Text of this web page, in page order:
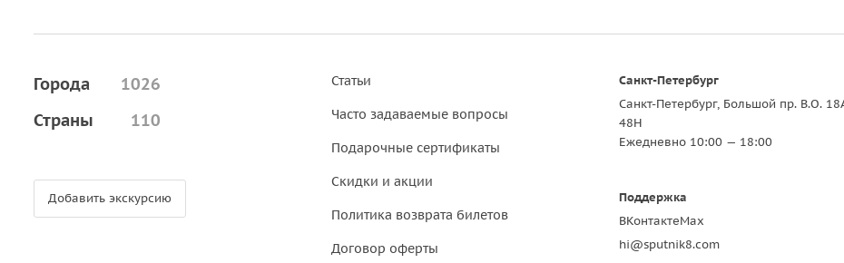
Города
1026
Страны
110
Добавить экскурсию
Статьи
Часто задаваемые вопросы
Подарочные сертификаты
Скидки и акции
Политика возврата билетов
Договор оферты
Санкт-Петербург
Санкт-Петербург, Большой пр. В.О.
48Н
Ежедневно 10:00 — 18:00
Поддержка
ВКонтактеMax
hi@sputnik8.com